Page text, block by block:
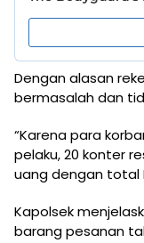
Dengan alasan
bermasalah dan
“Karena para
pelaku, 20 konter
uang dengan total
Kapolsek
barang pesanan